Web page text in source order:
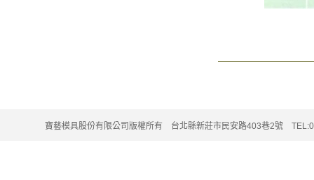
寶藝模具股份有限公司版權所有 台北縣新莊市民安路403巷2號